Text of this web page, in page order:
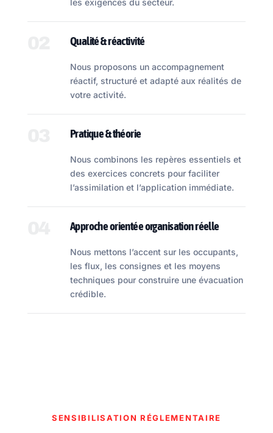
les exigences du secteur.
Qualité & réactivité
Nous proposons un accompagnement
réactif, structuré et adapté aux réalités de
votre activité.
Pratique & théorie
Nous combinons les repères essentiels et
des exercices concrets pour faciliter
l’assimilation et l’application immédiate.
Approche orientée organisation réelle
Nous mettons l’accent sur les occupants,
les flux, les consignes et les moyens
techniques pour construire une évacuation
crédible.
SENSIBILISATION RÉGLEMENTAIRE